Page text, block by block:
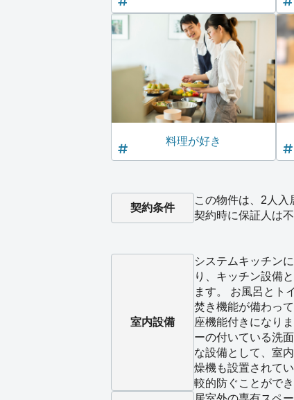
料理が好き
契約条件
この物件は、2人入
契約時に保証人は不
室内設備
システムキッチン
り、キッチン設備
ます。 お風呂とト
焚き機能が備わっ
座機能付きになり
ーの付いている洗
な設備として、室
燥機も設置されて
較的防ぐことができ